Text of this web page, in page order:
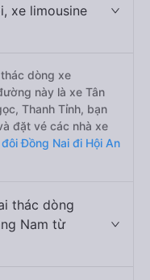
xe limousine
dòng xe
này là xe Tân
Thanh Tỉnh, bạn
đặt vé các nhà xe
Đồng Nai đi Hội An
thác dòng
Nam từ